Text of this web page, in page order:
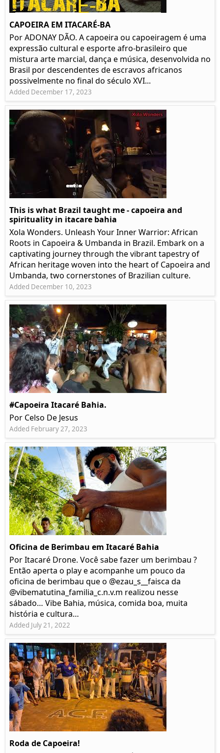
CAPOEIRA EM ITACARÉ-BA
Por ADONAY DÃO. A capoeira ou capoeiragem é uma
expressão cultural e esporte afro-brasileiro que
mistura arte marcial, dança e música, desenvolvida no
Brasil por descendentes de escravos africanos
possivelmente no final do século XVI...
Added December 17, 2023
This is what Brazil taught me - capoeira and
spirituality in itacare bahia
Xola Wonders. Unleash Your Inner Warrior: African
Roots in Capoeira & Umbanda in Brazil. Embark on a
captivating journey through the vibrant tapestry of
African heritage woven into the heart of Capoeira and
Umbanda, two cornerstones of Brazilian culture.
Added December 10, 2023
#Capoeira Itacaré Bahia.
Por Celso De Jesus
Added February 27, 2023
Oficina de Berimbau em Itacaré Bahia
Por Itacaré Drone. Você sabe fazer um berimbau ?
Então aperta o play e acompanhe um pouco da
oficina de berimbau que o @ezau_s__faisca da
@vibematutina_familia_c.n.v.m realizou nesse
sábado… Vibe Bahia, música, comida boa, muita
história e cultura…
Added July 21, 2022
Roda de Capoeira!